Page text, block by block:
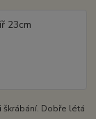
Dobře létá